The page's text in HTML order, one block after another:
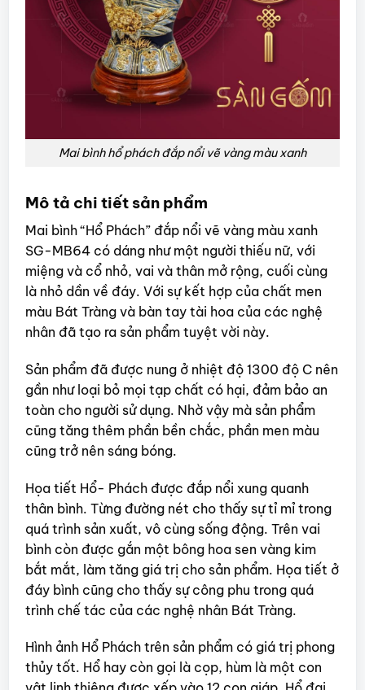
Mai bình hổ phách đắp nổi vẽ vàng màu xanh
Mô tả chi tiết sản phẩm
Mai bình “Hổ Phách” đắp nổi vẽ vàng màu xanh
SG-MB64 có dáng như một người thiếu nữ, với
miệng và cổ nhỏ, vai và thân mở rộng, cuối cùng
là nhỏ dần về đáy. Với sự kết hợp của chất men
màu Bát Tràng và bàn tay tài hoa của các nghệ
nhân đã tạo ra sản phẩm tuyệt vời này.
Sản phẩm đã được nung ở nhiệt độ 1300 độ C nên
gần như loại bỏ mọi tạp chất có hại, đảm bảo an
toàn cho người sử dụng. Nhờ vậy mà sản phẩm
cũng tăng thêm phần bền chắc, phần men màu
cũng trở nên sáng bóng.
Họa tiết Hổ- Phách được đắp nổi xung quanh
thân bình. Từng đường nét cho thấy sự tỉ mỉ trong
quá trình sản xuất, vô cùng sống động. Trên vai
bình còn được gắn một bông hoa sen vàng kim
bắt mắt, làm tăng giá trị cho sản phẩm. Họa tiết ở
đáy bình cũng cho thấy sự công phu trong quá
trình chế tác của các nghệ nhân Bát Tràng.
Hình ảnh Hổ Phách trên sản phẩm có giá trị phong
thủy tốt. Hổ hay còn gọi là cọp, hùm là một con